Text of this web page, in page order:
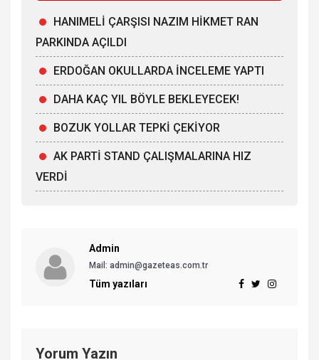
HANIMELİ ÇARŞISI NAZIM HİKMET RAN
PARKINDA AÇILDI
ERDOĞAN OKULLARDA İNCELEME YAPTI
DAHA KAÇ YIL BÖYLE BEKLEYECEK!
BOZUK YOLLAR TEPKİ ÇEKİYOR
AK PARTİ STAND ÇALIŞMALARINA HIZ
VERDİ
Admin
Mail: admin@gazeteas.com.tr
Tüm yazıları
Yorum Yazın